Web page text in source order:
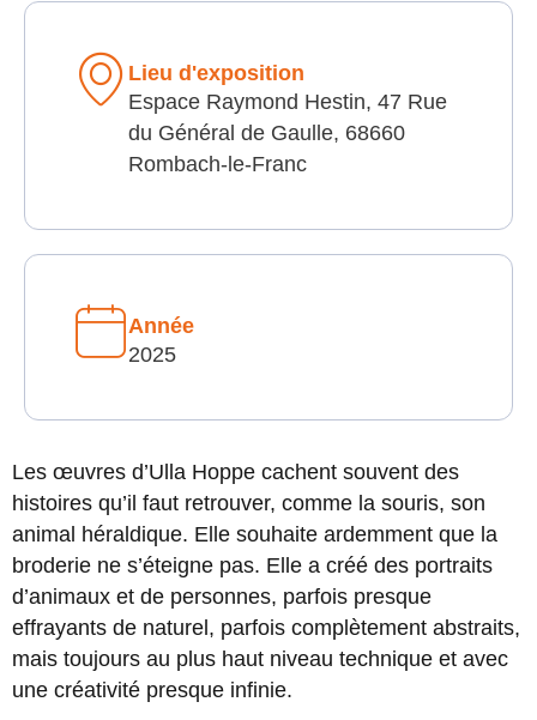
Lieu d'exposition
Espace Raymond Hestin, 47 Rue
du Général de Gaulle, 68660
Rombach-le-Franc
Année
2025
Les œuvres d’Ulla Hoppe cachent souvent des
histoires qu’il faut retrouver, comme la souris, son
animal héraldique. Elle souhaite ardemment que la
broderie ne s’éteigne pas. Elle a créé des portraits
d’animaux et de personnes, parfois presque
effrayants de naturel, parfois complètement abstraits,
mais toujours au plus haut niveau technique et avec
une créativité presque infinie.